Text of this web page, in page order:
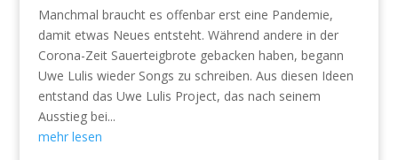
Manchmal braucht es offenbar erst eine Pandemie,
damit etwas Neues entsteht. Während andere in der
Corona-Zeit Sauerteigbrote gebacken haben, begann
Uwe Lulis wieder Songs zu schreiben. Aus diesen Ideen
entstand das Uwe Lulis Project, das nach seinem
Ausstieg bei...
mehr lesen